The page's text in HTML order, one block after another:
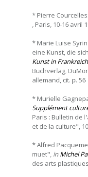
* Pierre
, Paris, 10-16 avril
* Marie Luise
eine Kunst, die
Kunst in
Buchverlag,
allemand, cit. p. 56
* Murielle
Supplément
Paris : Bulletin de
et de la culture",
* Alfred
muet", in Michel
des arts